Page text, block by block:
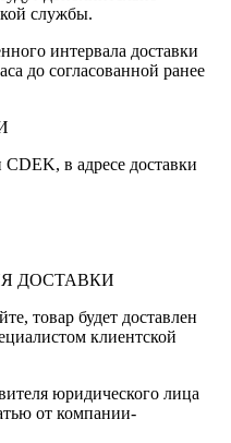
службы.
интервала доставки
до согласованной ранее
в адресе доставки
ДОСТАВКИ
товар будет доставлен
клиентской
юридического лица
от компании-